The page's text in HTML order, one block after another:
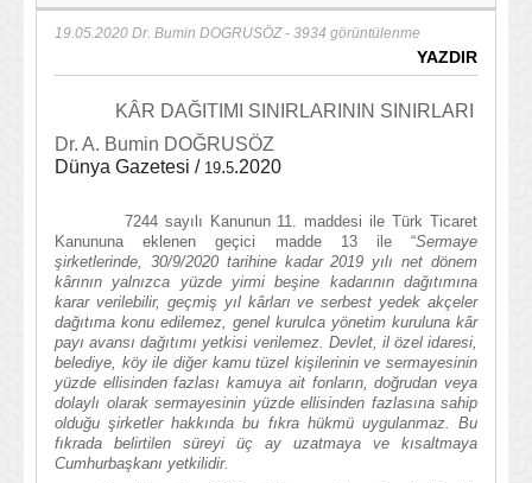
19.05.2020 Dr. Bumin DOGRUSÖZ- 3934 görüntülenme
YAZDIR
KÂR DAĞITIMI SINIRLARININ SINIRLARI
Dr. A. Bumin DOĞRUSÖZ
Dünya Gazetesi / 19.5.2020
7244 sayılı Kanunun 11. maddesi ile Türk Ticaret
Kanununa eklenen geçici madde 13 ile “Sermaye
şirketlerinde, 30/9/2020tarihine kadar 2019 yılı net dönem
kârının yalnızca yüzde yirmi beşine kadarının dağıtımına
karar verilebilir, geçmiş yıl kârları ve serbest yedek akçeler
dağıtıma konu edilemez, genel kurulca yönetim kuruluna kâr
payı avansı dağıtımı yetkisi verilemez. Devlet, il özel idaresi,
belediye, köy ile diğer kamu tüzel kişilerinin ve sermayesinin
yüzde ellisinden fazlası kamuya ait fonların, doğrudan veya
dolaylı olarak sermayesinin yüzde ellisinden fazlasına sahip
olduğu şirketler hakkında bu fıkra hükmü uygulanmaz. Bu
fıkrada belirtilen süreyi üç ay uzatmaya ve kısaltmaya
Cumhurbaşkanı yetkilidir.